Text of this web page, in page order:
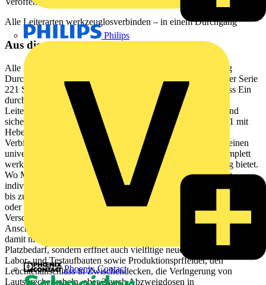
Philips
Phoenix Contact
Alle Leiterarten werkzeuglosverbinden – in einem Durchgang
Aus diesem Dokument
Alle Leiterarten werkzeuglos verbinden in einem Durchgang
Durchgangsverbinder der Serie 221 Durchgangsverbinder der Serie
221 Schlankes Design und ein werkzeugloser Leiteranschluss Ein
durch und durch richtungsweisender Leiteranschluss fr alle
Leiterarten von 0,2 bis 4 mm unbertroffen einfach, schnell und
sicher dafr steht der neue Durchgangsverbinder der Serie 221 mit
Hebel. Er vereint alle bekannten Vorteile der
Verbindungsklemmenserie 221 in einem schlanken Design: einen
universellen Leiteranschluss, der dank Hebeltechnologie komplett
werkzeuglos ist und eine sichtbar sichere Leiterkontaktierung bietet.
Wo Mehrpoligkeit gefragt ist, bieten Adapter dem Anwender
individuelle Freiheitsgrade fr den modularen, flexiblen Aufbau von
bis zu 5 lagefixierten Polen in einem Adapter ganz gleich, ob mit
oder ohne Zugentlastung, auf Tragschienen mit Rastfu, zum
Verschrauben, Kleben, Anbinden oder Aufhngen. Als universelles
Anschlussmittel verbessert der Durchgangsverbinder der Serie 221
damit nicht nur bekannte Installationsanwendungen mit geringem
Platzbedarf, sondern erffnet auch vielfltige neue: zum Beispiel
Labor- und Testaufbauten sowie Produktionsprffelder, den
Leuchtenanschluss in Zwischendecken, die Verlngerung von
Lautsprecherkabeln, aber 2 auch Abzweigdosen in